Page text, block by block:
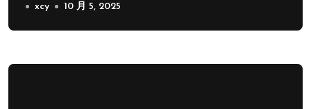
xcy 10 月 5, 2025